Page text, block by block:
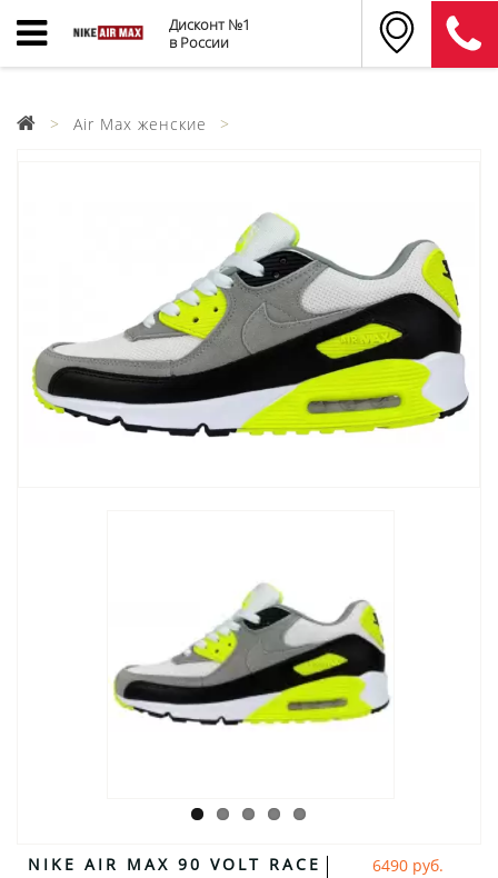
Дисконт №1
в России
Air Max женские
NIKE AIR MAX 90 VOLT RACE 6490 руб.